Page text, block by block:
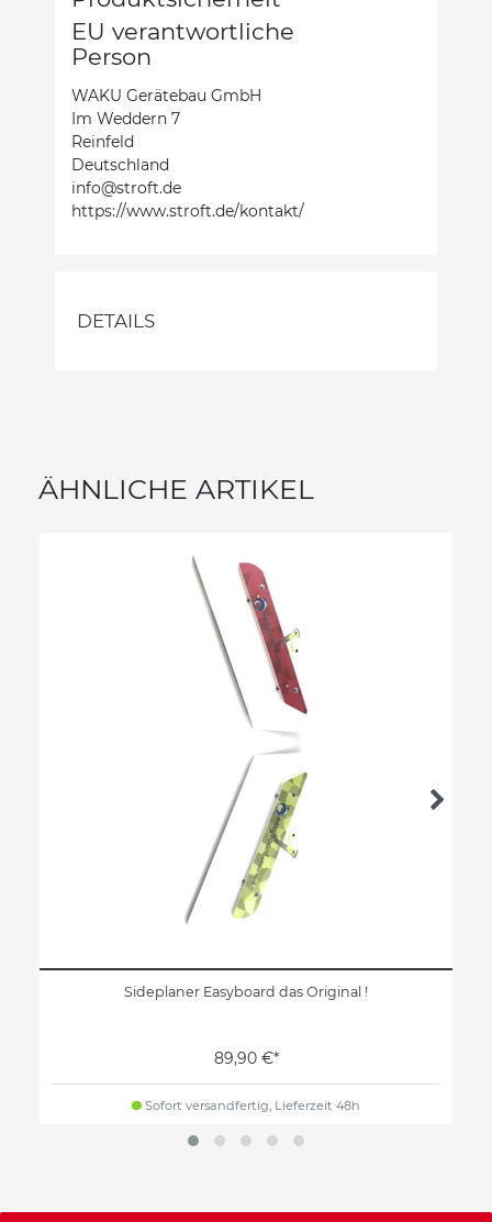
EU verantwortliche
Person
WAKU Gerätebau GmbH
Im Weddern 7
Reinfeld
Deutschland
info@stroft.de
https://www.stroft.de/kontakt/
DETAILS
ÄHNLICHE ARTIKEL
Sideplaner Easyboard das Original !
89,90 €*
Sofort versandfertig, Lieferzeit 48h